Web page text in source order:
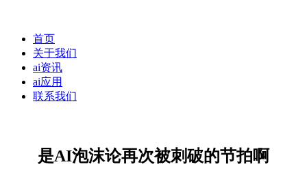
首页
关于我们
ai资讯
ai应用
联系我们
是AI泡沫论再次被刺破的节拍啊